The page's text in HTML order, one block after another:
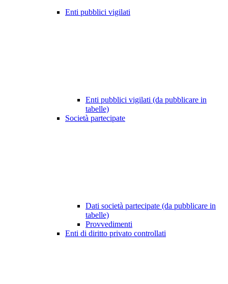
Enti pubblici vigilati
Enti pubblici vigilati (da pubblicare in
tabelle)
Società partecipate
Dati società partecipate (da pubblicare in
tabelle)
Provvedimenti
Enti di diritto privato controllati